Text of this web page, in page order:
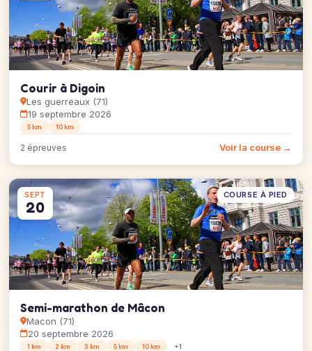
Courir à Digoin
Les guerreaux (71)
19 septembre 2026
5 km 10 km
2 épreuves Voir la course →
SEPT
20
COURSE À PIED
Semi-marathon de Mâcon
Macon (71)
20 septembre 2026
1 km 2 km 3 km 5 km 10 km +1